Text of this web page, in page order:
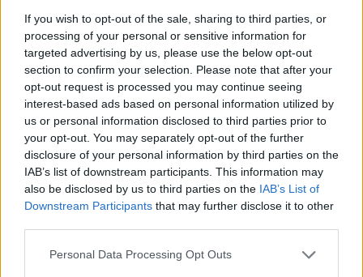
If you wish to opt-out of the sale, sharing to third parties, or
processing of your personal or sensitive information for
targeted advertising by us, please use the below opt-out
section to confirm your selection. Please note that after your
opt-out request is processed you may continue seeing
interest-based ads based on personal information utilized by
us or personal information disclosed to third parties prior to
your opt-out. You may separately opt-out of the further
disclosure of your personal information by third parties on the
IAB’s list of downstream participants. This information may
also be disclosed by us to third parties on the IAB’s List of
Downstream Participants that may further disclose it to other
Please note that this website/app uses one or more Google
Personal Data Processing Opt Outs